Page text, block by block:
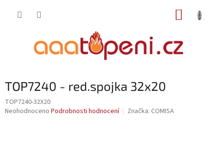
TOP7240 - red.spojka 32x20
TOP7240-32X20
Průměrné
Neohodnoceno Podrobnosti hodnocení Značka: COMISA